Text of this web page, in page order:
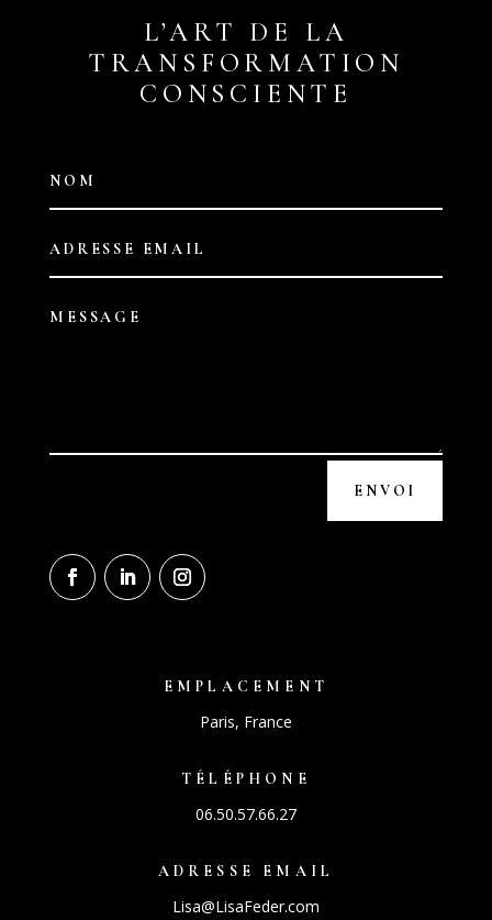
L’ART DE LA
TRANSFORMATION
CONSCIENTE
ENVOI
EMPLACEMENT
Paris, France
TÉLÉPHONE
06.50.57.66.27
ADRESSE EMAIL
Lisa@LisaFeder.com